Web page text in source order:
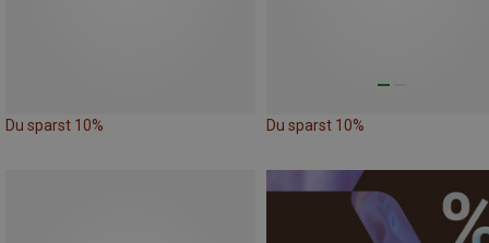
Du sparst 10% Du sparst 10%